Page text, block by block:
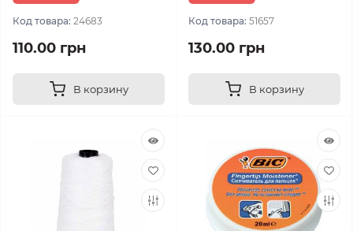
Код товара: 24683
110.00 грн
В корзину
Код товара: 51657
130.00 грн
В корзину